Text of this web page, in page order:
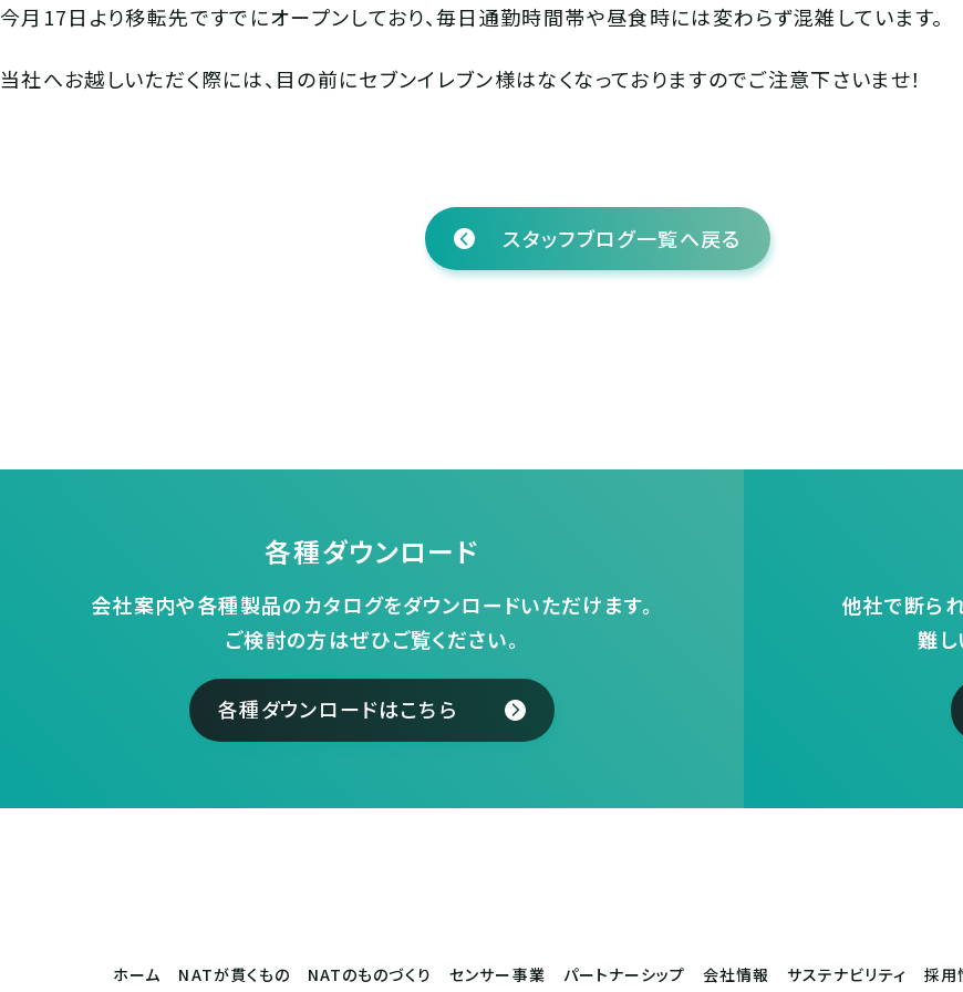
今月17日より移転先ですでにオープンしており、毎日通勤時間帯や昼食時には変わらず混雑しています。
当社へお越しいただく際には、目の前にセブンイレブン様はなくなっておりますのでご注意下さいませ！
スタッフブログ一覧へ戻る
各種ダウンロード
会社案内や各種製品のカタログをダウンロードいただけます。
ご検討の方はぜひご覧ください。
各種ダウンロードはこちら
他社で断ら
難し
ホーム NATが貫くもの NATのものづくり センサー事業 パートナーシップ 会社情報 サステナビリティ 採用